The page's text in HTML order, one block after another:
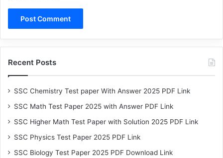
Recent Posts
SSC Chemistry Test paper With Answer 2025 PDF Link
SSC Math Test Paper 2025 with Answer PDF Link
SSC Higher Math Test Paper with Solution 2025 PDF Link
SSC Physics Test Paper 2025 PDF Link
SSC Biology Test Paper 2025 PDF Download Link